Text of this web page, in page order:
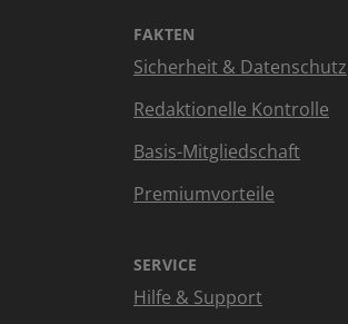
FAKTEN
Sicherheit & Datenschutz
Redaktionelle Kontrolle
Basis-Mitgliedschaft
Premiumvorteile
SERVICE
Hilfe & Support